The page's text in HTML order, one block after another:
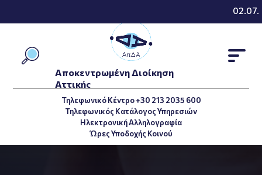
Τηλεφωνικό Κέντρο +30 213 2035 600
Τηλεφωνικός Κατάλογος Υπηρεσιών
Ηλεκτρονική Αλληλογραφία
Ώρες Υποδοχής Κοινού
Αποκεντρωμένη Διοίκηση
Αττικής